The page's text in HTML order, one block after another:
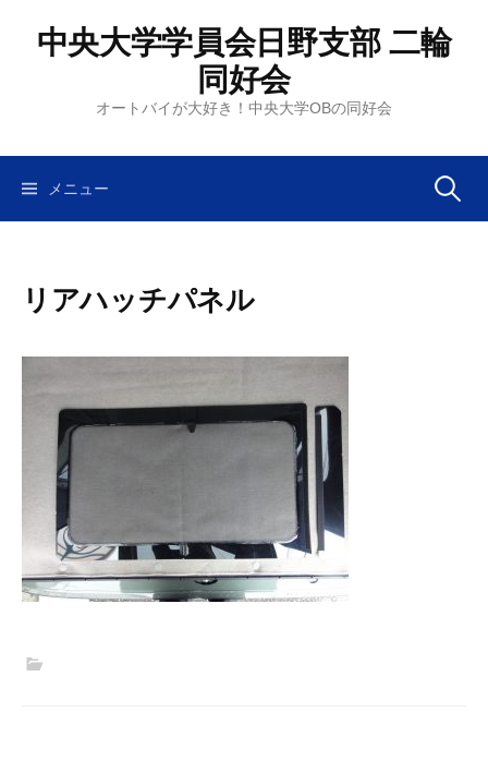
中央大学学員会日野支部 二輪
同好会
オートバイが大好き！中央大学OBの同好会
メニュー 検
リアハッチパネル